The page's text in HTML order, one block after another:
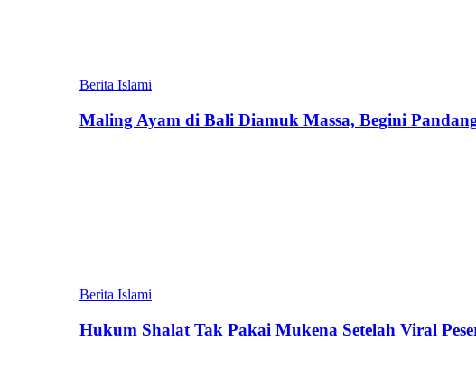
Berita Islami
Maling Ayam di Bali Diamuk Massa, Begini
Berita Islami
Hukum Shalat Tak Pakai Mukena Setelah Viral